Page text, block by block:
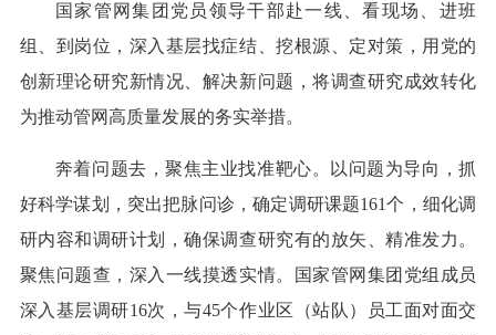
国家管网集团党员领导干部赴一线、看现场、进班
组、到岗位，深入基层找症结、挖根源、定对策，用党的
创新理论研究新情况、解决新问题，将调查研究成效转化
为推动管网高质量发展的务实举措。
奔着问题去，聚焦主业找准靶心。以问题为导向，抓
好科学谋划，突出把脉问诊，确定调研课题161个，细化调
研内容和调研计划，确保调查研究有的放矢、精准发力。
聚焦问题查，深入一线摸透实情。国家管网集团党组成员
深入基层调研16次，与45个作业区（站队）员工面对面交